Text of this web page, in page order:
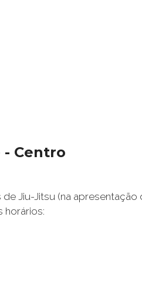
- Centro
Jiu-Jitsu (na
horários: